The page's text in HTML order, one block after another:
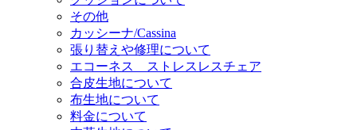
その他
カッシーナ/Cassina
張り替えや修理について
エコーネス ストレスレスチェア
合皮生地について
布生地について
料金について